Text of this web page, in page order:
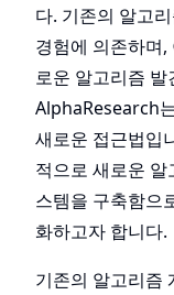
다. 기존의 알고
경험에 의존하며
로운 알고리즘
AlphaResearch
새로운 접근법입
적으로 새로운
스템을 구축함으
화하고자 합니다.
기존의 알고리즘